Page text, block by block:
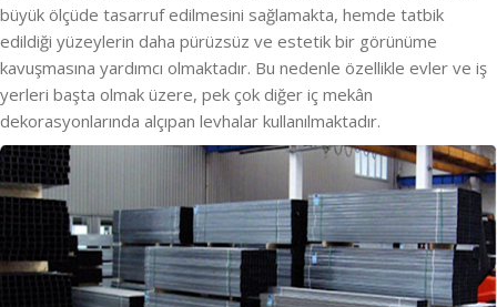
büyük ölçüde tasarruf edilmesini sağlamakta, hemde tatbik
edildiği yüzeylerin daha pürüzsüz ve estetik bir görünüme
kavuşmasına yardımcı olmaktadır. Bu nedenle özellikle evler ve iş
yerleri başta olmak üzere, pek çok diğer iç mekân
dekorasyonlarında alçıpan levhalar kullanılmaktadır.